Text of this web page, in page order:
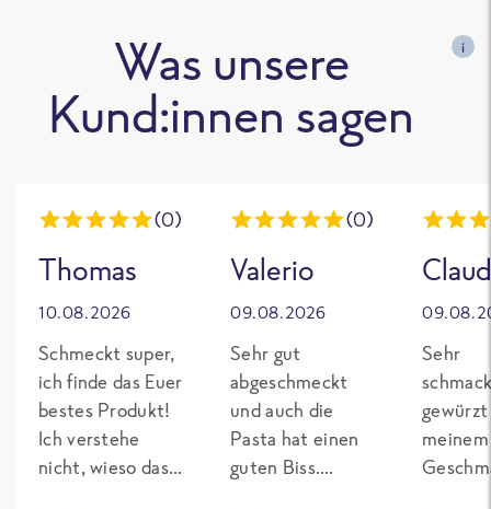
Was unsere
Kund:innen sagen
i
(0)
Thomas
10.08.2026
Schmeckt super,
ich finde das Euer
bestes Produkt!
Ich verstehe
nicht, wieso das
(0)
Valerio
09.08.2026
Sehr gut
abgeschmeckt
und auch die
Pasta hat einen
guten Biss.
Sehr
meinem